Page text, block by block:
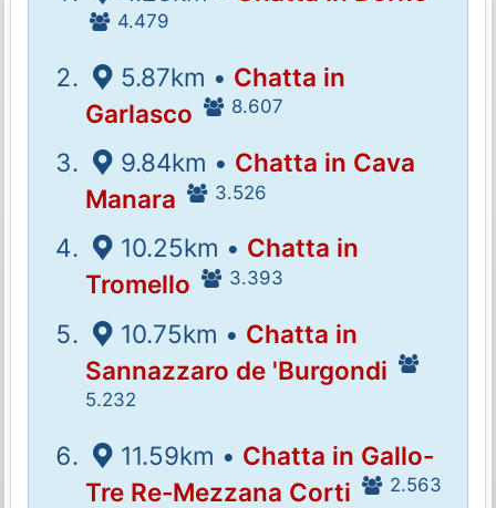
4.479
5.87km • Chatta in
Garlasco
8.607
9.84km • Chatta in Cava
Manara
3.526
10.25km • Chatta in
Tromello
3.393
10.75km • Chatta in
Sannazzaro de 'Burgondi
5.232
11.59km • Chatta in Gallo-
Tre Re-Mezzana Corti
2.563